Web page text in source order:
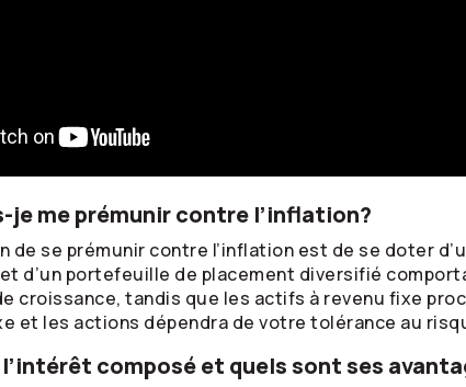
je me prémunir contre l’inflation?
de se prémunir contre l’inflation est de se doter
d’un portefeuille de placement diversifié
croissance, tandis que les actifs à revenu fixe
et les actions dépendra de votre tolérance au
l’intérêt composé et quels sont ses